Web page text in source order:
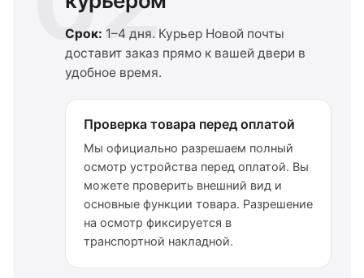
Срок: 1–4 дня. Курьер Новой почты
доставит заказ прямо к вашей двери в
удобное время.
Проверка товара перед оплатой
Мы официально разрешаем полный
осмотр устройства перед оплатой. Вы
можете проверить внешний вид и
основные функции товара. Разрешение
на осмотр фиксируется в
транспортной накладной.